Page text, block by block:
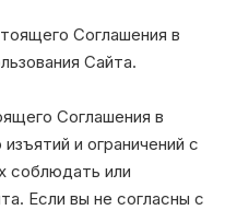
Соглашения в
Сайта.
Соглашения в
и ограничений с
соблюдать или
Если вы не согласны с